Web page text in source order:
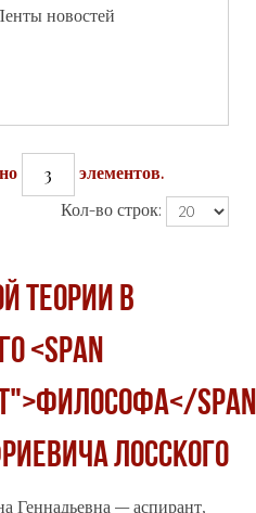
новостей
3
элементов.
Кол-во строк:
ТЕОРИИ В
<span
ЛОССКОГО
Геннадьевна – аспирант,